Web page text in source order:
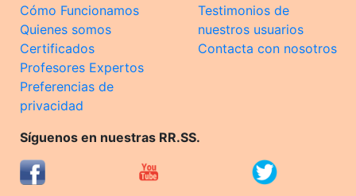
Cómo Funcionamos
Quienes somos
Certificados
Profesores Expertos
Preferencias de
privacidad
Testimonios de
nuestros usuarios
Contacta con nosotros
Síguenos en nuestras RR.SS.